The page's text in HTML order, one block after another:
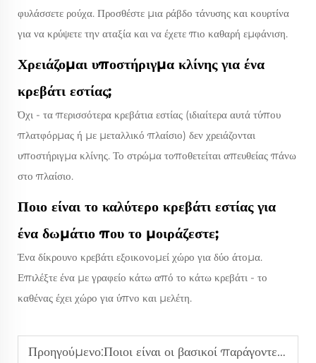
φυλάσσετε ρούχα. Προσθέστε μια ράβδο τάνυσης και κουρτίνα
για να κρύψετε την αταξία και να έχετε πιο καθαρή εμφάνιση.
Χρειάζομαι υποστήριγμα κλίνης για ένα
κρεβάτι εστίας;
Όχι - τα περισσότερα κρεβάτια εστίας (ιδιαίτερα αυτά τύπου
πλατφόρμας ή με μεταλλικό πλαίσιο) δεν χρειάζονται
υποστήριγμα κλίνης. Το στρώμα τοποθετείται απευθείας πάνω
στο πλαίσιο.
Ποιο είναι το καλύτερο κρεβάτι εστίας για
ένα δωμάτιο που το μοιράζεστε;
Ένα δίκρουνο κρεβάτι εξοικονομεί χώρο για δύο άτομα.
Επιλέξτε ένα με γραφείο κάτω από το κάτω κρεβάτι - το
καθένας έχει χώρο για ύπνο και μελέτη.
Προηγούμενο:Ποιοι είναι οι βασικοί παράγοντες που πρέπει να ληφθούν υπόψη κατά την αγορά ενός τραπεζιού δείπνου για ένα επίσημο χώρο τραπεζαρίας;